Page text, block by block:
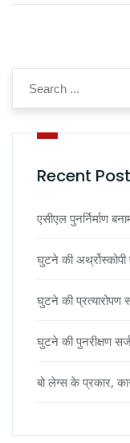
Recent
एसीएल पुनर्निर्माण
घुटने की
घुटने की प्रत्यारोपण
घुटने की पुनरीक्षण
बो लेग्स के प्रकार,